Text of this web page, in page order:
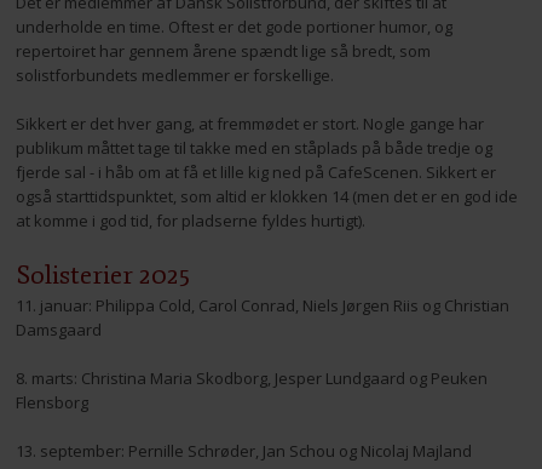
underholde en time. Oftest er det gode portioner humor, og
repertoiret har gennem årene spændt lige så bredt, som
solistforbundets medlemmer er forskellige.
Sikkert er det hver gang, at fremmødet er stort. Nogle gange har
publikum måttet tage til takke med en ståplads på både tredje og
fjerde sal - i håb om at få et lille kig ned på CafeScenen. Sikkert er
også starttidspunktet, som altid er klokken 14 (men det er en god ide
at komme i god tid, for pladserne fyldes hurtigt).
Solisterier 2025
11. januar: Philippa Cold, Carol Conrad, Niels Jørgen Riis og Christian
Damsgaard
8. marts: Christina Maria Skodborg, Jesper Lundgaard og Peuken
Flensborg
13. september: Pernille Schrøder, Jan Schou og Nicolaj Majland